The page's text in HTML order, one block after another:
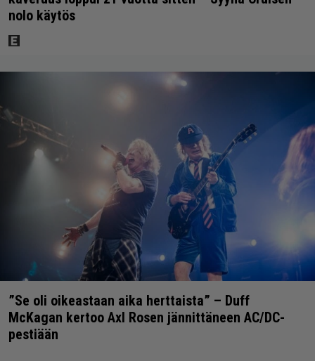
nolo käytös
”Se oli oikeastaan aika herttaista” – Duff
McKagan kertoo Axl Rosen jännittäneen AC/DC-
pestiään